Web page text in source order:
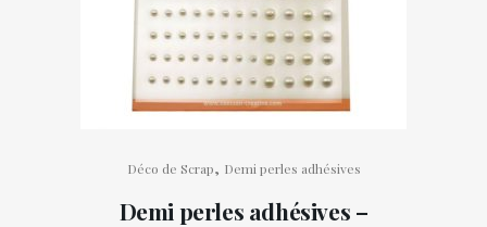
Déco de Scrap, Demi perles adhésives
Demi perles adhésives –